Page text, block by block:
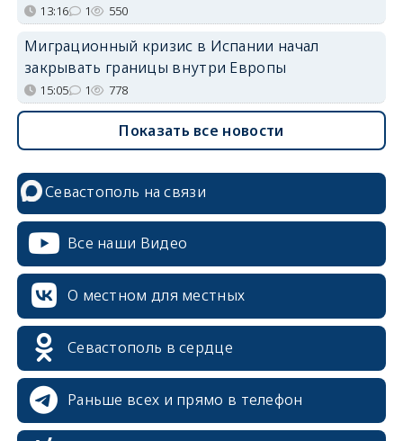
13:16 1 550
Миграционный кризис в Испании начал
закрывать границы внутри Европы
15:05 1 778
Показать все новости
Севастополь на связи
Все наши Видео
О местном для местных
Севастополь в сердце
Раньше всех и прямо в телефон